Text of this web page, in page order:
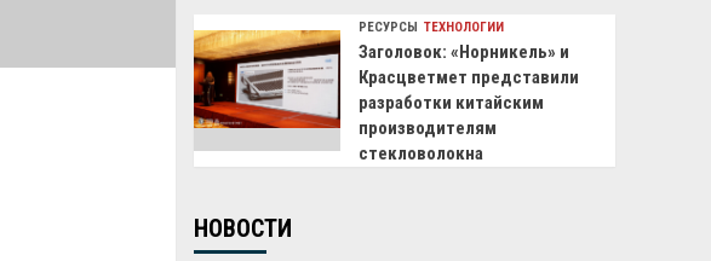
РЕСУРСЫ ТЕХНОЛОГИИ
Заголовок: «Норникель» и
Красцветмет представили
разработки китайским
производителям
стекловолокна
НОВОСТИ